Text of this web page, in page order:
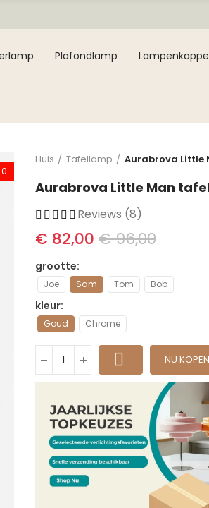
Plafondlamp
Huis Tafellamp Aurabrova Little
Aurabrova Little Man
Reviews (8)
€ 82,00 € 96,00
grootte
Joe Sam Tom Bob
kleur
Goud Chrome
NU KOPEN